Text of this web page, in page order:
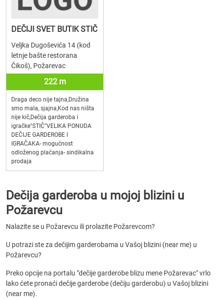
DEČIJI SVET BUTIK STIČ
Veljka Dugoševića 14 (kod
letnje bašte restorana
Čikoš), Požarevac
222 m
Draga deco nije tajna,Družina
smo mala, sjajna,Kod nas ništa
nije kič,Dečija garderoba i
igračke"STIČ"VELIKA PONUDA
DEČIJE GARDEROBE I
IGRAČAKA- mogućnost
odloženog plaćanja- sindikalna
prodaja
Dečija garderoba u mojoj blizini u
Požarevcu
Nalazite se u Požarevcu ili prolazite Požarevcom?
U potrazi ste za dečijim garderobama u Vašoj blizini (near me) u
Požarevcu?
Preko opcije na portalu "dečije garderobe blizu mene Požarevac" vrlo
lako ćete pronaći dečije garderobe (dečiju garderobu) u Vašoj blizini
(near me).